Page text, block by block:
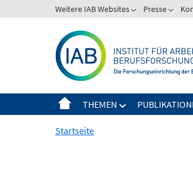
zum
Weitere IAB Websites Presse
THEMEN
Startseite